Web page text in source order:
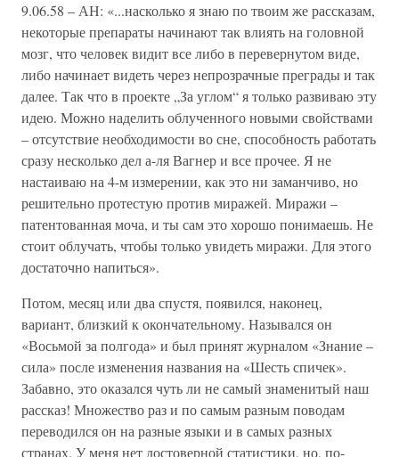
9.06.58 – АН: «...насколько я знаю по твоим же рассказам,
некоторые препараты начинают так влиять на головной
мозг, что человек видит все либо в перевернутом виде,
либо начинает видеть через непрозрачные преграды и так
далее. Так что в проекте „За углом“ я только развиваю эту
идею. Можно наделить облученного новыми свойствами
– отсутствие необходимости во сне, способность работать
сразу несколько дел а-ля Вагнер и все прочее. Я не
настаиваю на 4-м измерении, как это ни заманчиво, но
решительно протестую против миражей. Миражи –
патентованная моча, и ты сам это хорошо понимаешь. Не
стоит облучать, чтобы только увидеть миражи. Для этого
достаточно напиться».
Потом, месяц или два спустя, появился, наконец,
вариант, близкий к окончательному. Назывался он
«Восьмой за полгода» и был принят журналом «Знание –
сила» после изменения названия на «Шесть спичек».
Забавно, это оказался чуть ли не самый знаменитый наш
рассказ! Множество раз и по самым разным поводам
переводился он на разные языки и в самых разных
странах. У меня нет достоверной статистики, но, по-